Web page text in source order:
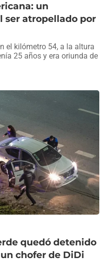
un
ser atropellado por
el kilómetro 54, a la altura
25 años y era oriunda de
quedó detenido
chofer de DiDi